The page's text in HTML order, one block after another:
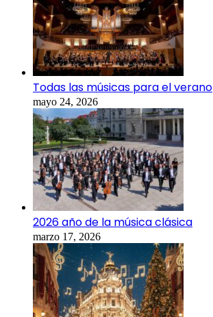
Todas las músicas para el verano
mayo 24, 2026
2026 año de la música clásica
marzo 17, 2026